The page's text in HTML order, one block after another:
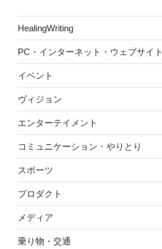
HealingWriting
PC・インターネット・ウェブサイト
イベント
ヴィジョン
エンターテイメント
コミュニケーション・やりとり
スポーツ
プロダクト
メディア
乗り物・交通